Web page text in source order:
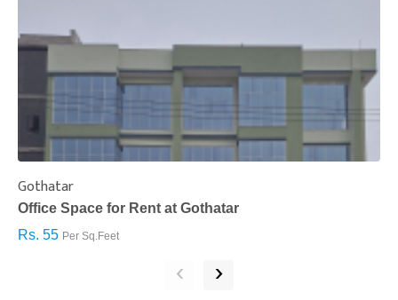
Gothatar
Office Space for Rent at Gothatar
Rs. 55 Per Sq.Feet
‹ ›